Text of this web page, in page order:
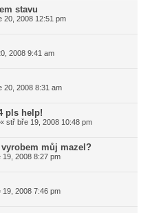
stavu
20, 2008 12:51 pm
2008 9:41 am
20, 2008 8:31 am
pls help!
« stř bře 19, 2008 10:48 pm
můj mazel?
19, 2008 8:27 pm
19, 2008 7:46 pm